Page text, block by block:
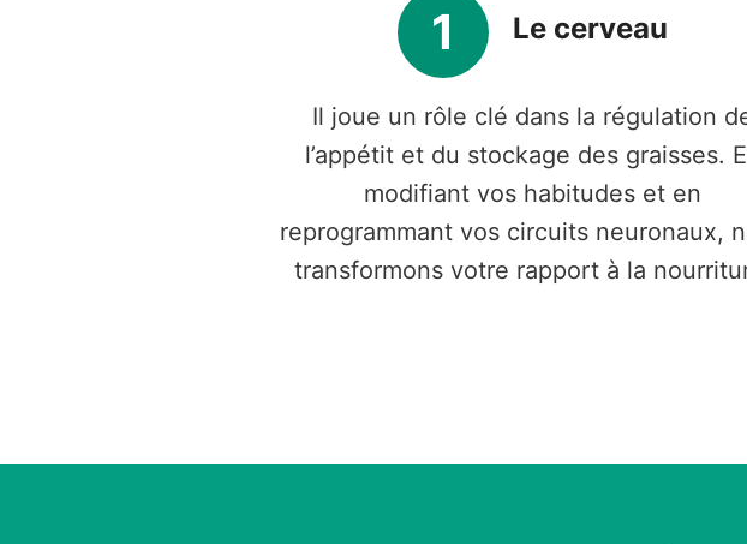
1 Le cerveau
Il joue un rôle clé dans la régulation
l’appétit et du stockage des graisses.
modifiant vos habitudes et en
reprogrammant vos circuits neuronaux,
transformons votre rapport à la